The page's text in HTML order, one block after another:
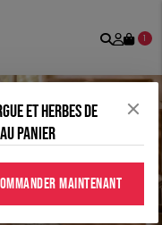
Mon
1
et Herbes de
panier
MAINTENANT